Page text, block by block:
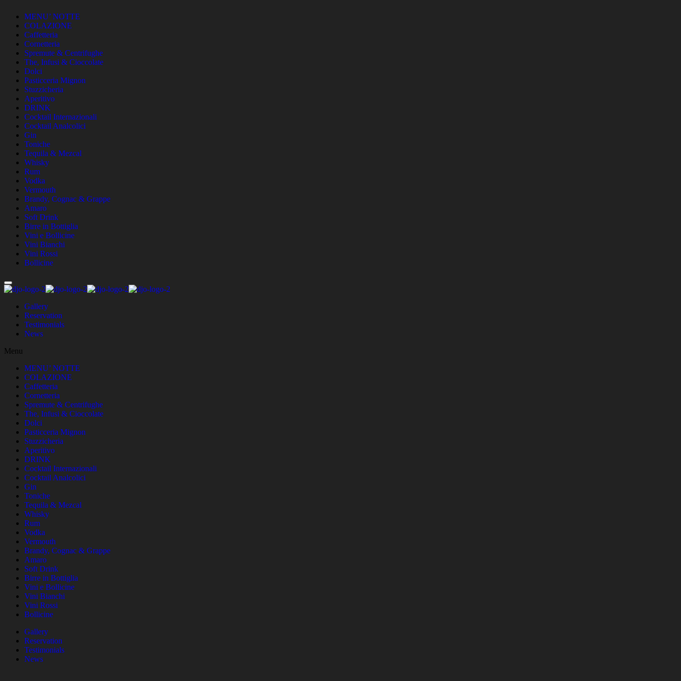
MENU’ NOTTE
COLAZIONE
Caffetteria
Cornetteria
Spremute & Centrifughe
The, Infusi & Cioccolate
Dolci
Pasticceria Mignon
Stuzzicheria
Aperitivo
DRINK
Cocktail Internazionali
Cocktail Analcolici
Gin
Toniche
Tequila & Mezcal
Whisky
Rum
Vodka
Vermouth
Brandy, Cognac & Grappe
Amaro
Soft Drink
Birre in Bottiglia
Vini e Bollicine
Vini Bianchi
Vini Rossi
Bollicine
Gallery
Reservation
Testimonials
News
Menu
MENU’ NOTTE
COLAZIONE
Caffetteria
Cornetteria
Spremute & Centrifughe
The, Infusi & Cioccolate
Dolci
Pasticceria Mignon
Stuzzicheria
Aperitivo
DRINK
Cocktail Internazionali
Cocktail Analcolici
Gin
Toniche
Tequila & Mezcal
Whisky
Rum
Vodka
Vermouth
Brandy, Cognac & Grappe
Amaro
Soft Drink
Birre in Bottiglia
Vini e Bollicine
Vini Bianchi
Vini Rossi
Bollicine
Gallery
Reservation
Testimonials
News